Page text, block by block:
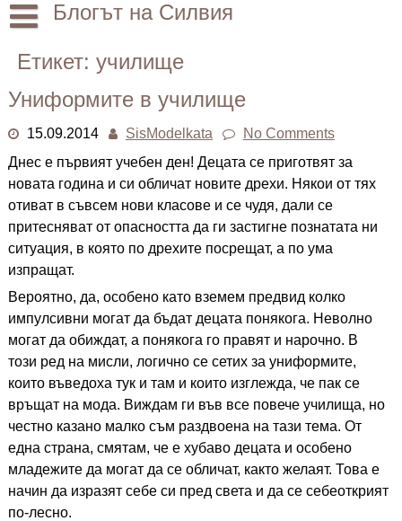
Skip
to
Блогът на Силвия
Етикет: училище
Униформите в училище
15.09.2014 SisModelkata
No Comments
Днес е първият учебен ден! Децата се приготвят за
новата година и си обличат новите дрехи. Някои от тях
отиват в съвсем нови класове и се чудя, дали се
притесняват от опасността да ги застигне познатата ни
ситуация, в която по дрехите посрещат, а по ума
изпращат.
Вероятно, да, особено като вземем предвид колко
импулсивни могат да бъдат децата понякога. Неволно
могат да обиждат, а понякога го правят и нарочно. В
този ред на мисли, логично се сетих за униформите,
които въведоха тук и там и които изглежда, че пак се
връщат на мода. Виждам ги във все повече училища, но
честно казано малко съм раздвоена на тази тема. От
една страна, смятам, че е хубаво децата и особено
младежите да могат да се обличат, както желаят. Това е
начин да изразят себе си пред света и да се себеоткрият
по-лесно.